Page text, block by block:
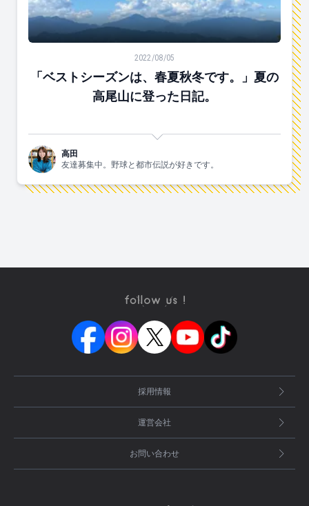
「ベストシーズンは、春夏秋冬です。」夏の高尾山に登
2022/08/05
「ベストシーズンは、春夏秋冬です。」夏の
高尾山に登った日記。
高田
友達募集中。野球と都市伝説が好きです。
採用情報
運営会社
お問い合わせ